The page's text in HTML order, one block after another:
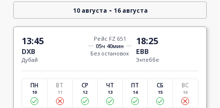
10 августа - 16 августа
13:45
DXB
Дубай
Рейс FZ 651
05ч 40мин
Без остановок
18:25
EBB
Энтеббе
ПН
10
ВТ
11
СР
12
ЧТ
13
ПТ
14
СБ
15
ВС
16